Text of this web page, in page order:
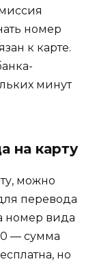
номер
к карте.
минут
на карту
можно
перевода
номер вида
— сумма
но